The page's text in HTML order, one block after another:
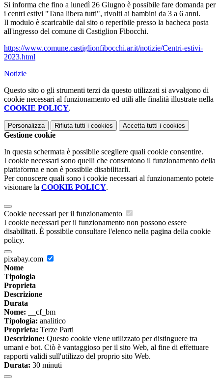
Si informa che fino a lunedì 26 Giugno è possibile fare domanda per
i centri estivi "Tana libera tutti", rivolti ai bambini da 3 a 6 anni.
Il modulo è scaricabile dal sito o reperibile presso la bacheca posta
all'ingresso del comune di Castiglion Fibocchi.
https://www.comune.castiglionfibocchi.ar.it/notizie/Centri-estivi-
2023.html
Notizie
Questo sito o gli strumenti terzi da questo utilizzati si avvalgono di
cookie necessari al funzionamento ed utili alle finalità illustrate nella
COOKIE POLICY.
Personalizza Rifiuta tutti i cookies Accetta tutti i cookies
Gestione cookie
In questa schermata è possibile scegliere quali cookie consentire.
I cookie necessari sono quelli che consentono il funzionamento della
piattaforma e non è possibile disabilitarli.
Per conoscere quali sono i cookie necessari al funzionamento potete
visionare la COOKIE POLICY.
Cookie necessari per il funzionamento
I cookie necessari per il funzionamento non possono essere
disabilitati. È possibile consultare l'elenco nella pagina della cookie
policy.
pixabay.com
Nome
Tipologia
Proprieta
Descrizione
Durata
Nome: __cf_bm
Tipologia: analitico
Proprieta: Terze Parti
Descrizione: Questo cookie viene utilizzato per distinguere tra
umani e bot. Ciò è vantaggioso per il sito Web, al fine di effettuare
rapporti validi sull'utilizzo del proprio sito Web.
Durata: 30 minuti